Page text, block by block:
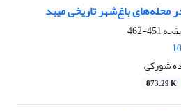
محله‌های باغ‌شهر تاریخی میبد
451-462
شورکی
873.29 K